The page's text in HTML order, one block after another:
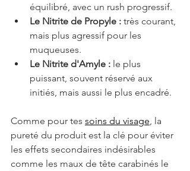
équilibré, avec un rush progressif.
Le Nitrite de Propyle : très courant,
mais plus agressif pour les
muqueuses.
Le Nitrite d'Amyle : le plus
puissant, souvent réservé aux
initiés, mais aussi le plus encadré.
Comme pour tes soins du visage , la
pureté du produit est la clé pour éviter
les effets secondaires indésirables
comme les maux de tête carabinés le